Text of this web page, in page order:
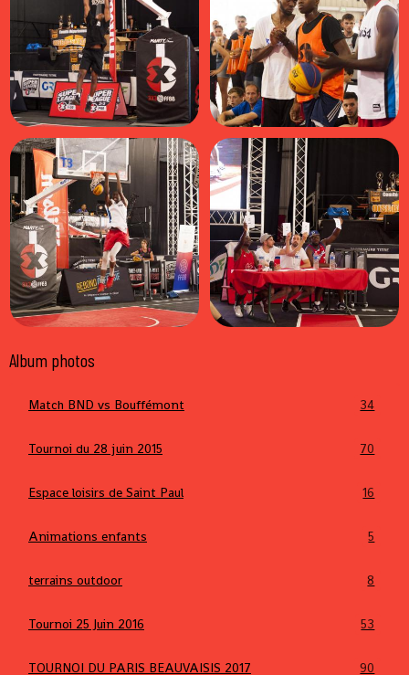
Album photos
Match BND vs Bouffémont 34
Tournoi du 28 juin 2015 70
Espace loisirs de Saint Paul 16
Animations enfants 5
terrains outdoor 8
Tournoi 25 Juin 2016 53
TOURNOI DU PARIS BEAUVAISIS 2017 90